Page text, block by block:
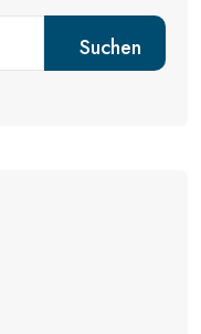
Suchen